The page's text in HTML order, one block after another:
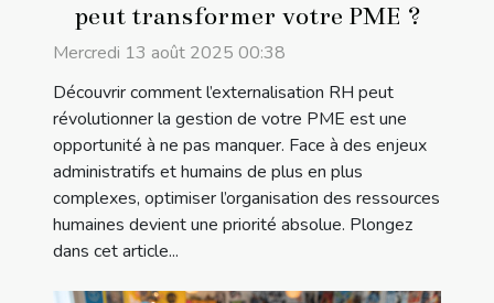
peut transformer votre PME ?
Mercredi 13 août 2025 00:38
Découvrir comment l’externalisation RH peut
révolutionner la gestion de votre PME est une
opportunité à ne pas manquer. Face à des enjeux
administratifs et humains de plus en plus
complexes, optimiser l’organisation des ressources
humaines devient une priorité absolue. Plongez
dans cet article...